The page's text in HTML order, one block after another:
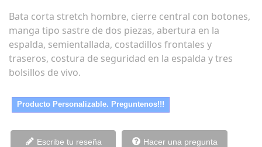
Bata corta stretch hombre, cierre central con botones,
manga tipo sastre de dos piezas, abertura en la
espalda, semientallada, costadillos frontales y
traseros, costura de seguridad en la espalda y tres
bolsillos de vivo.
Producto Personalizable. Preguntenos!!!
Escribe tu reseña Hacer una pregunta